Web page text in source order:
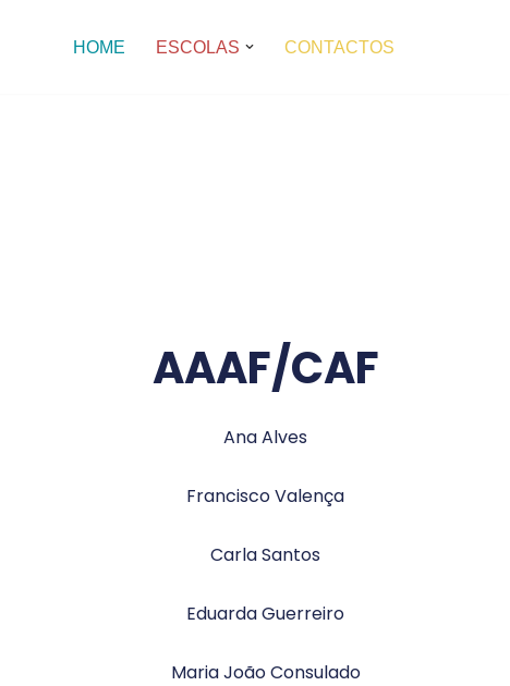
HOME ESCOLAS CONTACTOS
AAAF/CAF
Ana Alves
Francisco Valença
Carla Santos
Eduarda Guerreiro
Maria João Consulado